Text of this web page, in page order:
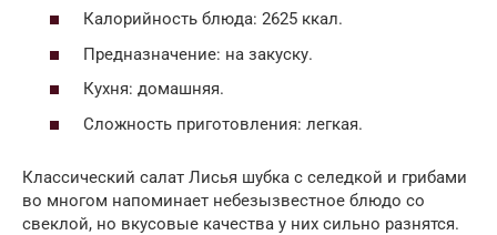
Калорийность блюда: 2625 ккал.
Предназначение: на закуску.
Кухня: домашняя.
Сложность приготовления: легкая.
Классический салат Лисья шубка с селедкой и грибами
во многом напоминает небезызвестное блюдо со
свеклой, но вкусовые качества у них сильно разнятся.